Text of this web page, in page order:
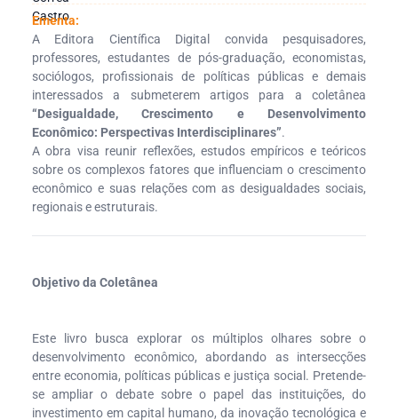
Ementa:
A Editora Científica Digital convida pesquisadores,
professores, estudantes de pós-graduação, economistas,
sociólogos, profissionais de políticas públicas e demais
interessados a submeterem artigos para a coletânea
“Desigualdade, Crescimento e Desenvolvimento
Econômico: Perspectivas Interdisciplinares”.
A obra visa reunir reflexões, estudos empíricos e teóricos
sobre os complexos fatores que influenciam o crescimento
econômico e suas relações com as desigualdades sociais,
regionais e estruturais.
Objetivo da Coletânea
Este livro busca explorar os múltiplos olhares sobre o
desenvolvimento econômico, abordando as intersecções
entre economia, políticas públicas e justiça social. Pretende-
se ampliar o debate sobre o papel das instituições, do
investimento em capital humano, da inovação tecnológica e